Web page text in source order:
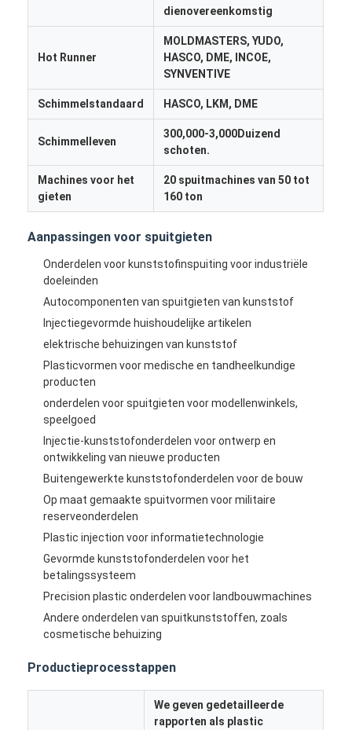
Het enige Geschotene Injectie Vormen
Overmoldingsinjectie het Vormen
oem injectie het vormen
tussenvoegselinjectie het vormen
Elektronikainjectie het Vormen
Siliconeinjectie het Vormen
dienovereenkomstig
Hot Runner
MOLDMASTERS, YUDO,
HASCO, DME, INCOE,
SYNVENTIVE
Schimmelstandaard HASCO, LKM, DME
Schimmelleven
300,000-3,000Duizend
schoten.
Machines voor het
gieten
20 spuitmachines van 50 tot
160 ton
Aanpassingen voor spuitgieten
Onderdelen voor kunststofinspuiting voor industriële
doeleinden
Autocomponenten van spuitgieten van kunststof
Injectiegevormde huishoudelijke artikelen
elektrische behuizingen van kunststof
Plasticvormen voor medische en tandheelkundige
producten
onderdelen voor spuitgieten voor modellenwinkels,
speelgoed
Injectie-kunststofonderdelen voor ontwerp en
ontwikkeling van nieuwe producten
Buitengewerkte kunststofonderdelen voor de bouw
Op maat gemaakte spuitvormen voor militaire
reserveonderdelen
Plastic injection voor informatietechnologie
Gevormde kunststofonderdelen voor het
betalingssysteem
Precision plastic onderdelen voor landbouwmachines
Andere onderdelen van spuitkunststoffen, zoals
cosmetische behuizing
Productieprocesstappen
We geven gedetailleerde
rapporten als plastic